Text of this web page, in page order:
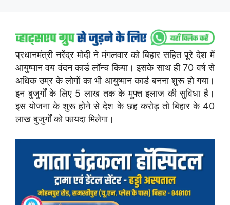
प्रधानमंत्री नरेंद्र मोदी ने मंगलवार को बिहार सहित पूरे देश में
आयुष्मान वय वंदन कार्ड लॉन्च किया। इसके साथ ही 70 वर्ष से
अधिक उम्र के लोगों का भी आयुष्मान कार्ड बनना शुरू हो गया।
इन बुजुर्गों के लिए 5 लाख तक के मुफ्त इलाज की सुविधा है।
इस योजना के शुरू होने से देश के छह करोड़ तो बिहार के 40
लाख बुजुर्गों को फायदा मिलेगा।